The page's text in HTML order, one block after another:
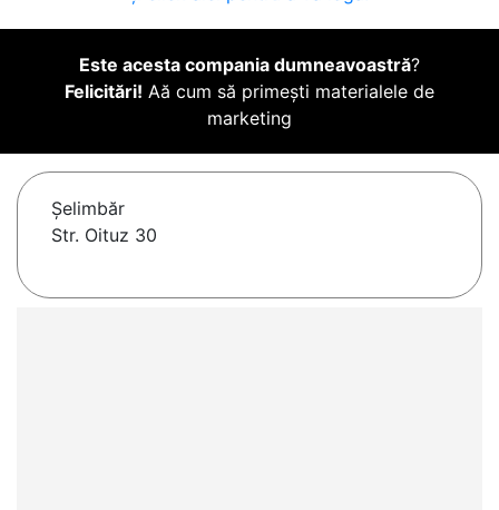
Este acesta compania dumneavoastră?
Felicitări! Aă cum să primești materialele de
marketing
Şelimbăr
Str. Oituz 30